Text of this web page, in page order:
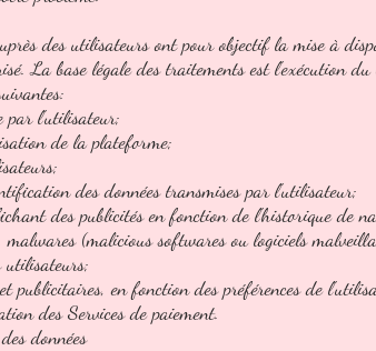
des utilisateurs ont pour objectif la mise à
La base légale des traitements est l'exécution
par l'utilisateur;
de la plateforme;
des données transmises par l'utilisateur;
des publicités en fonction de l'historique de
(malicious softwares ou logiciels
utilisateurs;
publicitaires, en fonction des préférences de
des Services de paiement.
données